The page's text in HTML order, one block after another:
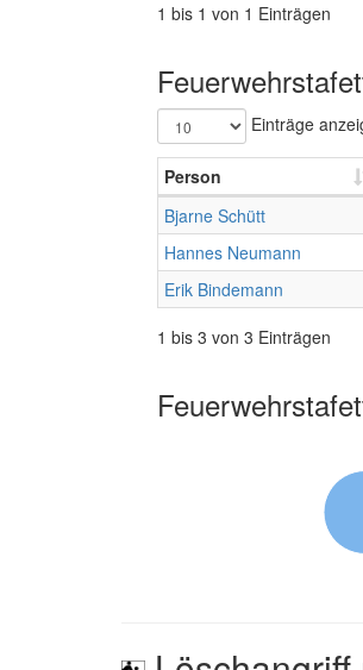
1 bis 1 von 1 Einträgen
Einträge
Person
Bjarne Schütt
Hannes Neumann
Erik Bindemann
1 bis 3 von 3 Einträgen